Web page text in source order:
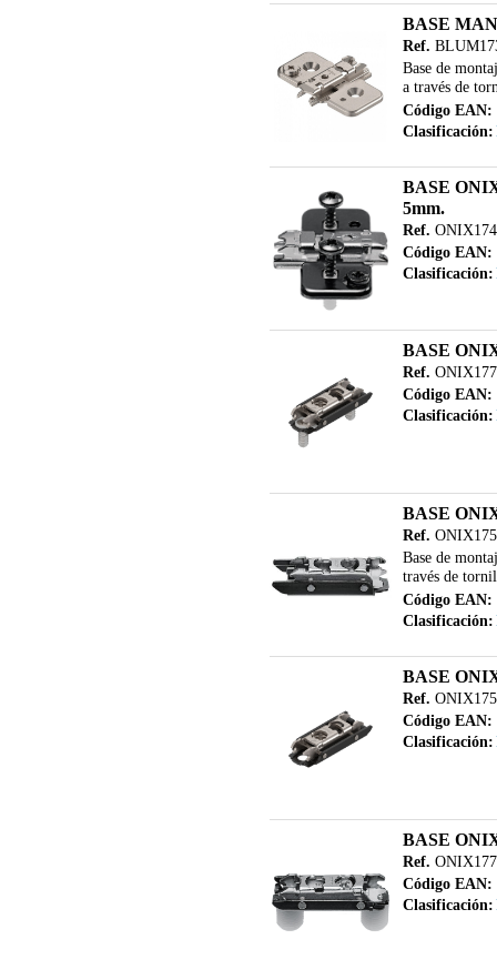
BASE
Ref.
Base de
a través de
Código EAN:
Clasificación:
BASE
5mm.
Ref.
Código EAN:
Clasificación:
BASE
Ref.
Código EAN:
Clasificación:
BASE
Ref.
Base de
través de
Código EAN:
Clasificación:
BASE
Ref.
Código EAN:
Clasificación:
BASE
Ref.
Código EAN:
Clasificación: